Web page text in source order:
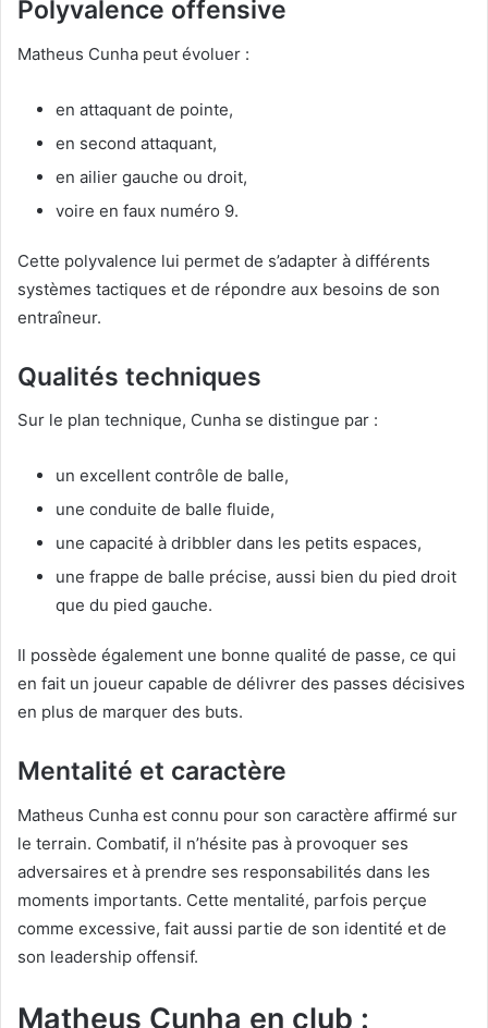
Polyvalence offensive
Matheus Cunha peut évoluer :
en attaquant de pointe,
en second attaquant,
en ailier gauche ou droit,
voire en faux numéro 9.
Cette polyvalence lui permet de s’adapter à différents
systèmes tactiques et de répondre aux besoins de son
entraîneur.
Qualités techniques
Sur le plan technique, Cunha se distingue par :
un excellent contrôle de balle,
une conduite de balle fluide,
une capacité à dribbler dans les petits espaces,
une frappe de balle précise, aussi bien du pied droit
que du pied gauche.
Il possède également une bonne qualité de passe, ce qui
en fait un joueur capable de délivrer des passes décisives
en plus de marquer des buts.
Mentalité et caractère
Matheus Cunha est connu pour son caractère affirmé sur
le terrain. Combatif, il n’hésite pas à provoquer ses
adversaires et à prendre ses responsabilités dans les
moments importants. Cette mentalité, parfois perçue
comme excessive, fait aussi partie de son identité et de
son leadership offensif.
Matheus Cunha en club :